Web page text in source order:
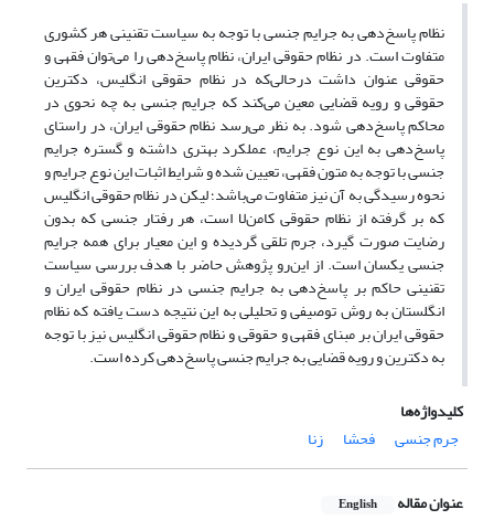
نظام پاسخ‌دهی به جرایم جنسی با توجه به سیاست تقنینی هر کشوری
متفاوت است. در نظام حقوقی ایران، نظام پاسخ‌دهی را می‌توان فقهی و
حقوقی عنوان داشت درحالی‌که در نظام حقوقی انگلیس، دکترین
حقوقی و رویه قضایی معین می‌کند که جرایم جنسی به چه نحوی در
محاکم پاسخ‌دهی شود. به نظر می‌رسد نظام حقوقی ایران، در راستای
پاسخ‌دهی به این نوع جرایم، عملکرد بهتری داشته و گستره جرایم
جنسی با توجه به متون فقهی، تعیین شده و شرایط اثبات این نوع جرایم و
نحوه رسیدگی به آن نیز متفاوت می‌باشد؛ لیکن در نظام حقوقی انگلیس
که بر گرفته از نظام حقوقی کامن‌لا است، هر رفتار جنسی که بدون
رضایت صورت گیرد، جرم تلقی گردیده و این معیار برای همه جرایم
جنسی یکسان است. از این‌رو پژوهش حاضر با هدف بررسی سیاست
تقنینی حاکم بر پاسخ‌دهی به جرایم جنسی در نظام حقوقی ایران و
انگلستان به روش توصیفی و تحلیلی به این نتیجه دست یافته که نظام
حقوقی ایران بر مبنای فقهی و حقوقی و نظام حقوقی انگلیس نیز با توجه
به دکترین و رویه قضایی به جرایم جنسی پاسخ‌دهی کرده است.
کلیدواژه‌ها
جرم جنسی
فحشا زنا
عنوان مقاله English